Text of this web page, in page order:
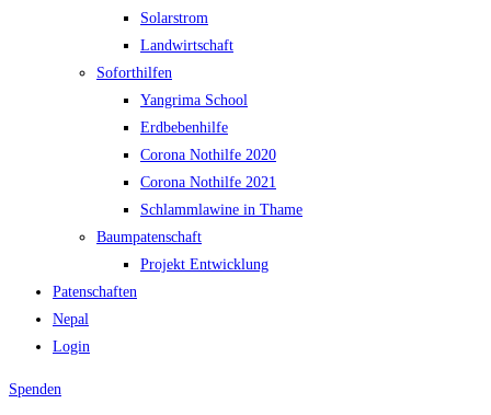
Solarstrom
Landwirtschaft
Soforthilfen
Yangrima School
Erdbebenhilfe
Corona Nothilfe 2020
Corona Nothilfe 2021
Schlammlawine in Thame
Baumpatenschaft
Projekt Entwicklung
Patenschaften
Nepal
Login
Spenden